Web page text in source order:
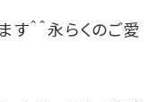
＾＾永らくのご愛